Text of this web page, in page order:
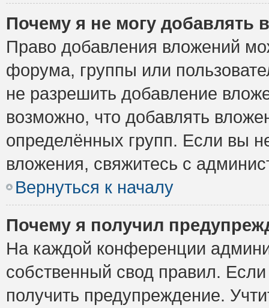
Почему я не могу добавлять
Право добавления вложений
форума, группы или
не разрешить добавление
возможно, что добавлять
определённых групп. Если вы
вложения, свяжитесь с
Вернуться к началу
Почему я получил
На каждой конференции
собственный свод правил.
получить предупреждение.